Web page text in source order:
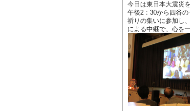
今日は東日本大震災
午後2：30から四谷
祈りの集いに参加し
による中継で、心を